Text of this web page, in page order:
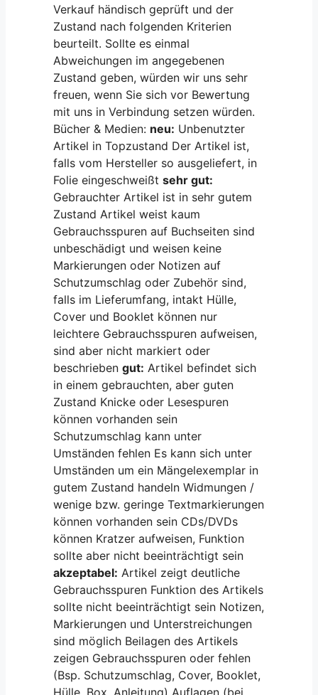
Verkauf händisch geprüft und der
Zustand nach folgenden Kriterien
beurteilt. Sollte es einmal
Abweichungen im angegebenen
Zustand geben, würden wir uns sehr
freuen, wenn Sie sich vor Bewertung
mit uns in Verbindung setzen würden.
Bücher & Medien: neu: Unbenutzter
Artikel in Topzustand Der Artikel ist,
falls vom Hersteller so ausgeliefert, in
Folie eingeschweißtsehr gut:
Gebrauchter Artikel ist in sehr gutem
Zustand Artikel weist kaum
Gebrauchsspuren auf Buchseiten sind
unbeschädigt und weisen keine
Markierungen oder Notizen auf
Schutzumschlag oder Zubehör sind,
falls im Lieferumfang, intakt Hülle,
Cover und Booklet können nur
leichtere Gebrauchsspuren aufweisen,
sind aber nicht markiert oder
beschriebengut: Artikel befindet sich
in einem gebrauchten, aber guten
Zustand Knicke oder Lesespuren
können vorhanden sein
Schutzumschlag kann unter
Umständen fehlen Es kann sich unter
Umständen um ein Mängelexemplar in
gutem Zustand handeln Widmungen /
wenige bzw. geringe Textmarkierungen
können vorhanden sein CDs/DVDs
können Kratzer aufweisen, Funktion
sollte aber nicht beeinträchtigt sein
akzeptabel: Artikel zeigt deutliche
Gebrauchsspuren Funktion des Artikels
sollte nicht beeinträchtigt sein Notizen,
Markierungen und Unterstreichungen
sind möglich Beilagen des Artikels
zeigen Gebrauchsspuren oder fehlen
(Bsp. Schutzumschlag, Cover, Booklet,
Hülle, Box, Anleitung) Auflagen (bei